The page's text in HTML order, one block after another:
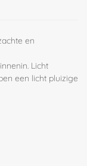
en
Licht
een licht pluizige